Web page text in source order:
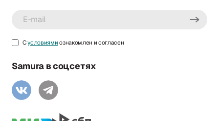
Сусловиямиознакомлен и согласен
Samura в соцсетях